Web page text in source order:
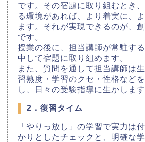
です。その宿題に取り組むとき
る環境があれば、より着実に、
ます。それが実現できるのが、
です。
授業の後に、担当講師が常駐す
中して宿題に取り組めます。
また、質問を通して担当講師は
習熟度・学習のクセ・性格など
し、日々の受験指導に生かします
2．復習タイム
「やりっ放し」の学習で実力は
かりとしたチェックと、明確な